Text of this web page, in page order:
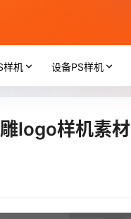
样机 设备PS样机
logo样机素材